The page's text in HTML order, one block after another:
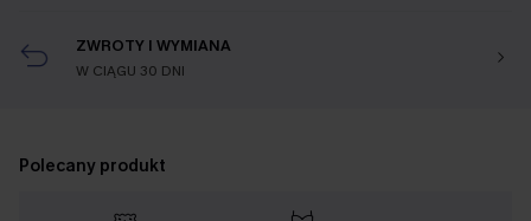
ZWROTY I WYMIANA
W CIĄGU 30 DNI
Polecany produkt